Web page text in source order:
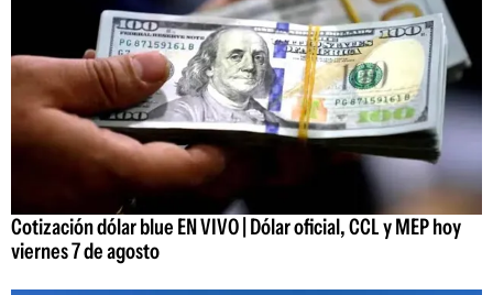
Cotización dólar blue EN VIVO | Dólar oficial, CCL y MEP hoy
viernes 7 de agosto